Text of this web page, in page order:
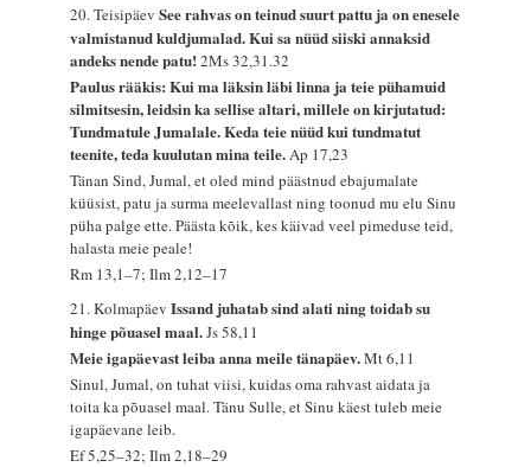
20. TeisipäevSee rahvas on teinud suurt pattu ja on enesele
valmistanud kuldjumalad. Kui sa nüüd siiski annaksid
andeks nende patu!2Ms 32,31.32
Paulus rääkis: Kui ma läksin läbi linna ja teie pühamuid
silmitsesin, leidsin ka sellise altari, millele on kirjutatud:
Tundmatule Jumalale. Keda teie nüüd kui tundmatut
teenite, teda kuulutan mina teile.Ap 17,23
Tänan Sind, Jumal, et oled mind päästnud ebajumalate
küüsist, patu ja surma meelevallast ning toonud mu elu Sinu
püha palge ette. Päästa kõik, kes käivad veel pimeduse teid,
halasta meie peale!
Rm 13,1–7; Ilm 2,12–17
21. KolmapäevIssand juhatab sind alati ning toidab su
hinge põuasel maal.Js 58,11
Meie igapäevast leiba anna meile tänapäev.Mt 6,11
Sinul, Jumal, on tuhat viisi, kuidas oma rahvast aidata ja
toita ka põuasel maal. Tänu Sulle, et Sinu käest tuleb meie
igapäevane leib.
Ef 5,25–32; Ilm 2,18–29